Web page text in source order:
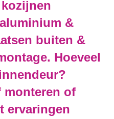
&
buiten &
Hoeveel
monteren of
ervaringen